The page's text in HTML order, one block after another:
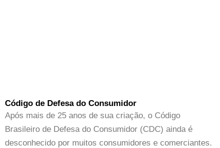
Código de Defesa do Consumidor
Após mais de 25 anos de sua criação, o Código
Brasileiro de Defesa do Consumidor (CDC) ainda é
desconhecido por muitos consumidores e comerciantes.